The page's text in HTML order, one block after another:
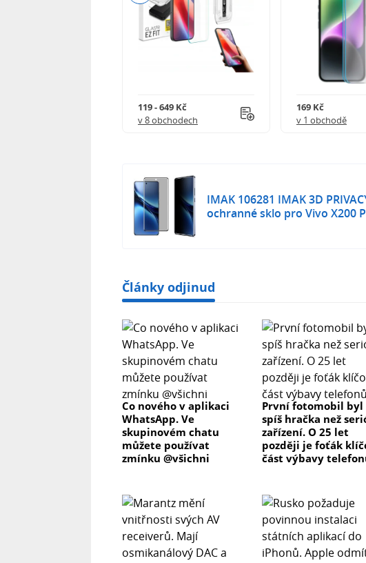
119 - 649 Kč
v 8 obchodech
169 Kč
v 1 obchodě
IMAK 106281 IMAK 3D
ochranné sklo pro Vivo X200
Články odjinud
Co nového v aplikaci
WhatsApp. Ve
skupinovém chatu
můžete používat
zmínku @všichni
První fotomobil byl
spíš hračka než
zařízení. O 25 let
později je foťák
část výbavy